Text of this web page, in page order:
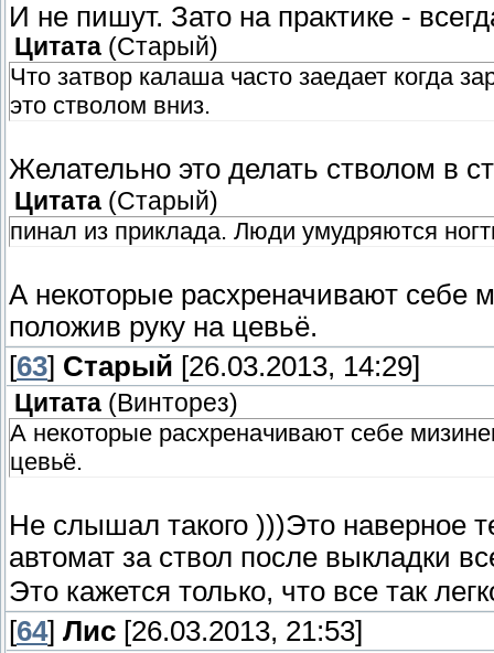
И не пишут. Зато на практике -
Цитата (Старый)
Что затвор калаша часто заедает когда
это стволом вниз.
Желательно это делать стволом в
Цитата (Старый)
пинал из приклада. Люди умудряются
А некоторые расхреначивают себе
положив руку на цевьё.
[63] Старый [26.03.2013, 14:29]
Цитата ( Винторез)
А некоторые расхреначивают себе
цевьё.
Не слышал такого )))Это наверное
автомат за ствол после выкладки
Это кажется только, что все так
[64] Лис [26.03.2013, 21:53]